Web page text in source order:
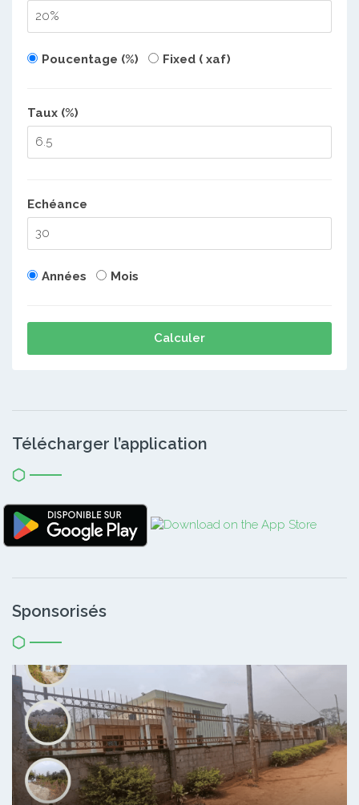
Poucentage (%) Fixed ( xaf)
Taux (%)
Echéance
Années Mois
Calculer
Télécharger l’application
Sponsorisés